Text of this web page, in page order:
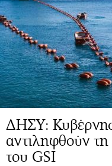
ΔΗΣΥ:
αντιληφθούν
του GSI